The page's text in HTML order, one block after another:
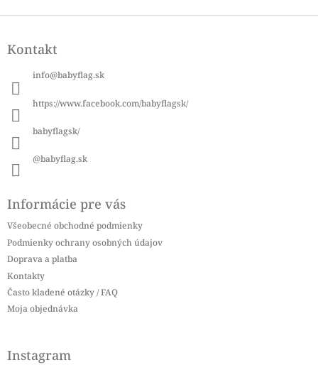
pKontakt
info@babyflag.sk
https://www.facebook.com/babyflagsk/
babyflagsk/
@babyflag.sk
Informácie pre vás
Všeobecné obchodné podmienky
Podmienky ochrany osobných údajov
Doprava a platba
Kontakty
Často kladené otázky / FAQ
Moja objednávka
Instagram